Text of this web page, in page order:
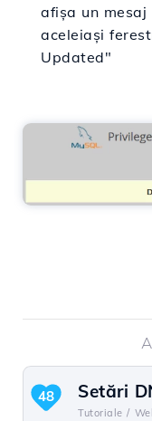
afișa un
aceleiași
Updated"
Setări
Tutoriale /
48